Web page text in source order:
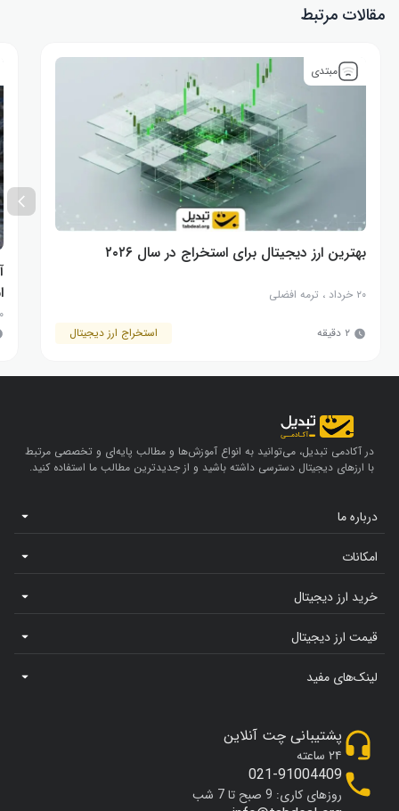
مقالات مرتبط
مبتدی
بهترین ارز دیجیتال برای استخراج در سال ۲۰۲۶
۲۰ خرداد ، ترمه افضلی
۲ دقیقه استخراج ارز دیجیتال
در آکادمی تبدیل، می‌توانید به انواع آموزش‌ها و مطالب پایه‌ای و تخصصی مرتبط
با ارزهای دیجیتال دسترسی داشته باشید و از جدیدترین مطالب ما استفاده کنید.
درباره ما
امکانات
خرید ارز دیجیتال
قیمت ارز دیجیتال
لینک‌های مفید
پشتیبانی چت آنلاین
۲۴ ساعته
021-91004409
روزهای کاری: 9 صبح تا 7 شب